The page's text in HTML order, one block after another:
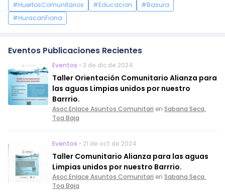
#HuertosComunitarios
#Educacion
#Basura
#HuracanFiona
Eventos Publicaciones Recientes
Eventos • 3 de dic de 2024
Taller Orientación Comunitario Alianza para
las aguas Limpias unidos por nuestro
Barrrio.
Asoc.Enlace Asuntos Comunitari en Sabana Seca,
Toa Baja
Eventos • 21 de oct de 2024
Taller Comunitario Alianza para las aguas
Limpias unidos por nuestro Barrrio.
Asoc.Enlace Asuntos Comunitari en Sabana Seca,
Toa Baja